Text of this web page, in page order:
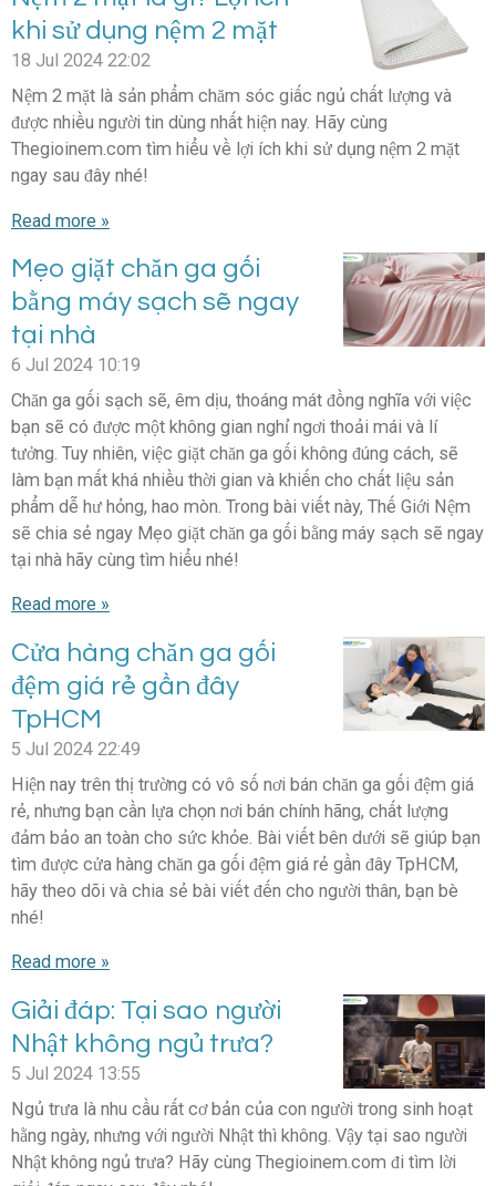
khi sử dụng nệm 2 mặt
18 Jul 2024 22:02
Nệm 2 mặt là sản phẩm chăm sóc giấc ngủ chất lượng và
được nhiều người tin dùng nhất hiện nay. Hãy cùng
Thegioinem.com tìm hiểu về lợi ích khi sử dụng nệm 2 mặt
ngay sau đây nhé!
Read more »
Mẹo giặt chăn ga gối
bằng máy sạch sẽ ngay
tại nhà
6 Jul 2024 10:19
Chăn ga gối sạch sẽ, êm dịu, thoáng mát đồng nghĩa với việc
bạn sẽ có được một không gian nghỉ ngơi thoải mái và lí
tưởng. Tuy nhiên, việc giặt chăn ga gối không đúng cách, sẽ
làm bạn mất khá nhiều thời gian và khiến cho chất liệu sản
phẩm dễ hư hỏng, hao mòn. Trong bài viết này, Thế Giới Nệm
sẽ chia sẻ ngay Mẹo giặt chăn ga gối bằng máy sạch sẽ ngay
tại nhà hãy cùng tìm hiểu nhé!
Read more »
Cửa hàng chăn ga gối
đệm giá rẻ gần đây
TpHCM
5 Jul 2024 22:49
Hiện nay trên thị trường có vô số nơi bán chăn ga gối đệm giá
rẻ, nhưng bạn cần lựa chọn nơi bán chính hãng, chất lượng
đảm bảo an toàn cho sức khỏe. Bài viết bên dưới sẽ giúp bạn
tìm được cửa hàng chăn ga gối đệm giá rẻ gần đây TpHCM,
hãy theo dõi và chia sẻ bài viết đến cho người thân, bạn bè
nhé!
Read more »
Giải đáp: Tại sao người
Nhật không ngủ trưa?
5 Jul 2024 13:55
Ngủ trưa là nhu cầu rất cơ bản của con người trong sinh hoạt
hằng ngày, nhưng với người Nhật thì không. Vậy tại sao người
Nhật không ngủ trưa? Hãy cùng Thegioinem.com đi tìm lời